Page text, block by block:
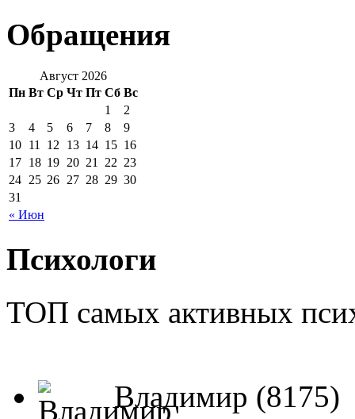
Обращения
Август 2026
Пн Вт Ср Чт Пт Сб Вс
« Июн
1
2
3
4 5 6 7 8
9
10 11 12 13 14 15 16
17 18 19 20 21 22 23
24 25 26 27 28 29 30
31
Психологи
ТОП самых активных
Владимир (8175)